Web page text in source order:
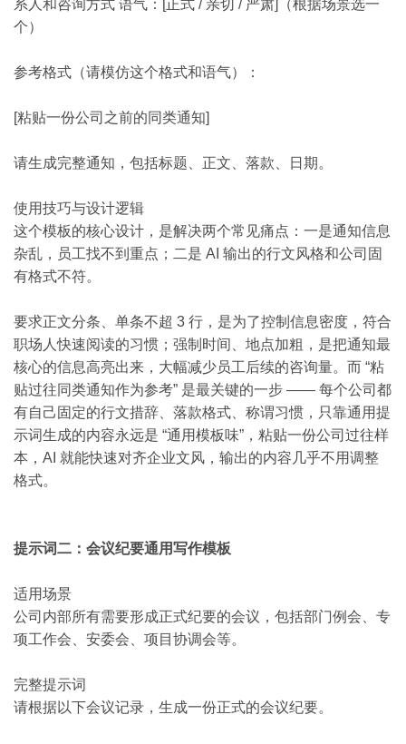
系人和咨询方式 语气：[正式 / 亲切 / 严肃]（根据场景选一
个）
参考格式（请模仿这个格式和语气）：
[粘贴一份公司之前的同类通知]
请生成完整通知，包括标题、正文、落款、日期。
使用技巧与设计逻辑
这个模板的核心设计，是解决两个常见痛点：一是通知信息
杂乱，员工找不到重点；二是 AI 输出的行文风格和公司固
有格式不符。
要求正文分条、单条不超 3 行，是为了控制信息密度，符合
职场人快速阅读的习惯；强制时间、地点加粗，是把通知最
核心的信息高亮出来，大幅减少员工后续的咨询量。而 “粘
贴过往同类通知作为参考” 是最关键的一步 —— 每个公司都
有自己固定的行文措辞、落款格式、称谓习惯，只靠通用提
示词生成的内容永远是 “通用模板味”，粘贴一份公司过往样
本，AI 就能快速对齐企业文风，输出的内容几乎不用调整
格式。
提示词二：会议纪要通用写作模板
适用场景
公司内部所有需要形成正式纪要的会议，包括部门例会、专
项工作会、安委会、项目协调会等。
完整提示词
请根据以下会议记录，生成一份正式的会议纪要。